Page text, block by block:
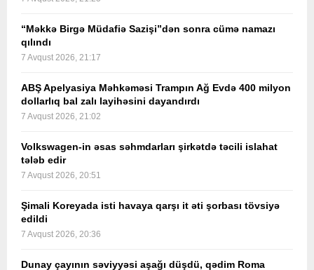
“Məkkə Birgə Müdafiə Sazişi”dən sonra cümə namazı
qılındı
7 Avqust 2026, 21:17
ABŞ Apelyasiya Məhkəməsi Trampın Ağ Evdə 400 milyon
dollarlıq bal zalı layihəsini dayandırdı
7 Avqust 2026, 21:02
Volkswagen-in əsas səhmdarları şirkətdə təcili islahat
tələb edir
7 Avqust 2026, 20:51
Şimali Koreyada isti havaya qarşı it əti şorbası tövsiyə
edildi
7 Avqust 2026, 20:36
Dunay çayının səviyyəsi aşağı düşdü, qədim Roma